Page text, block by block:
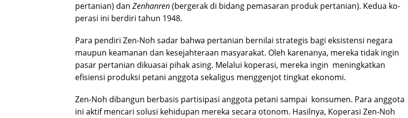
pertanian) dan Zenhanren(bergerak di bidang pemasaran pro­duk pertanian). Kedua ko­
perasi ini berdiri tahun 1948.
Para pendiri Zen-Noh sadar bahwa pertanian bernilai strategis bagi eksistensi negara
maupun keamanan dan kesejahteraan masyarakat. Oleh karenanya, mereka tidak ingin
pasar pertanian dikuasai pihak asing. Melalui koperasi, mereka ingin meningkatkan
efisiensi produksi petani anggota sekaligus menggenjot tingkat ekonomi.
Zen-Noh dibangun berbasis partisipasi anggota petani sampai konsumen. Para anggota
ini aktif mencari solusi kehidupan mereka secara otonom. Hasilnya, Koperasi Zen-Noh